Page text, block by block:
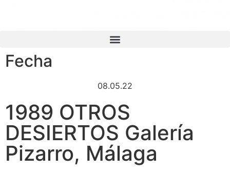
Fecha
08.05.22
1989 OTROS
DESIERTOS Galería
Pizarro, Málaga